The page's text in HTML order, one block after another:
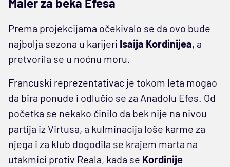
Prema projekcijama očekivalo se da ovo bude
najbolja sezona u karijeri Isaija Kordinijea, a
pretvorila se u noćnu moru.
Francuski reprezentativac je tokom leta mogao
da bira ponude i odlučio se za Anadolu Efes. Od
početka se nekako činilo da bek nije na nivou
partija iz Virtusa, a kulminacija loše karme za
njega i za klub dogodila se krajem marta na
utakmici protiv Reala, kada se Kordinije